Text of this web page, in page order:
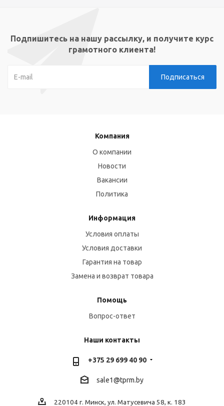
Подпишитесь на нашу рассылку, и получите курс
грамотного клиента!
Компания
О компании
Новости
Вакансии
Политика
Информация
Условия оплаты
Условия доставки
Гарантия на товар
Замена и возврат товара
Помощь
Вопрос-ответ
Наши контакты
+375 29 699 40 90
sale1@tprm.by
220104 г. Минск, ул. Матусевича 58, к. 183